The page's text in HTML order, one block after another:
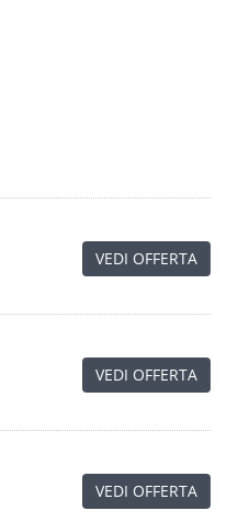
VEDI OFFERTA
VEDI OFFERTA
VEDI OFFERTA